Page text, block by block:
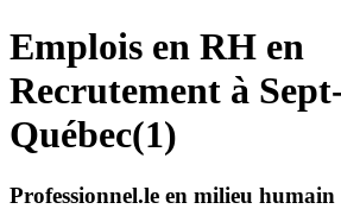
Emplois en RH en
Recrutement à
Québec(1)
Professionnel.le en milieu humain